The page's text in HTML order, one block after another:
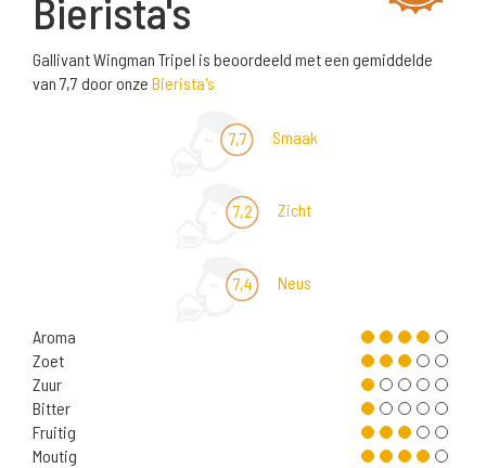
Bierista's
Gallivant Wingman Tripel is beoordeeld met een gemiddelde
van 7,7 door onze Bierista's
7,7 Smaak
7,2 Zicht
7,4 Neus
Aroma
Zoet
Zuur
Bitter
Fruitig
Moutig